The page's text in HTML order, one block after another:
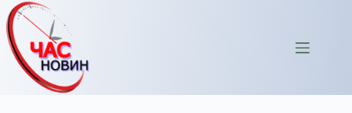
Перейти
до
вмісту